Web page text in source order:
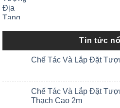
Tin tức
Chế Tác Và Lắp Đặt
Chế Tác Và Lắp Đặt
Thạch Cao 2m